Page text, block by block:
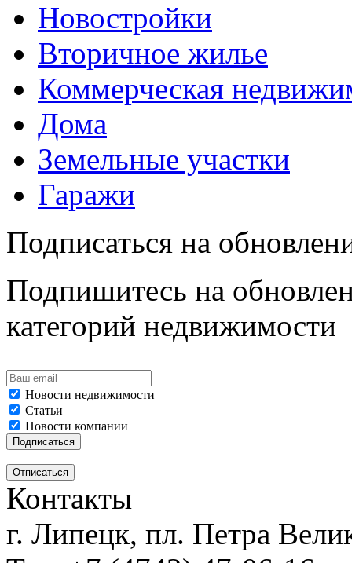
Новостройки
Вторичное жилье
Коммерческая
Дома
Земельные участки
Гаражи
Подписаться на
Подпишитесь на
категорий недвижимости
Новости недвижимости
Статьи
Новости компании
Контакты
г. Липецк, пл. Петра